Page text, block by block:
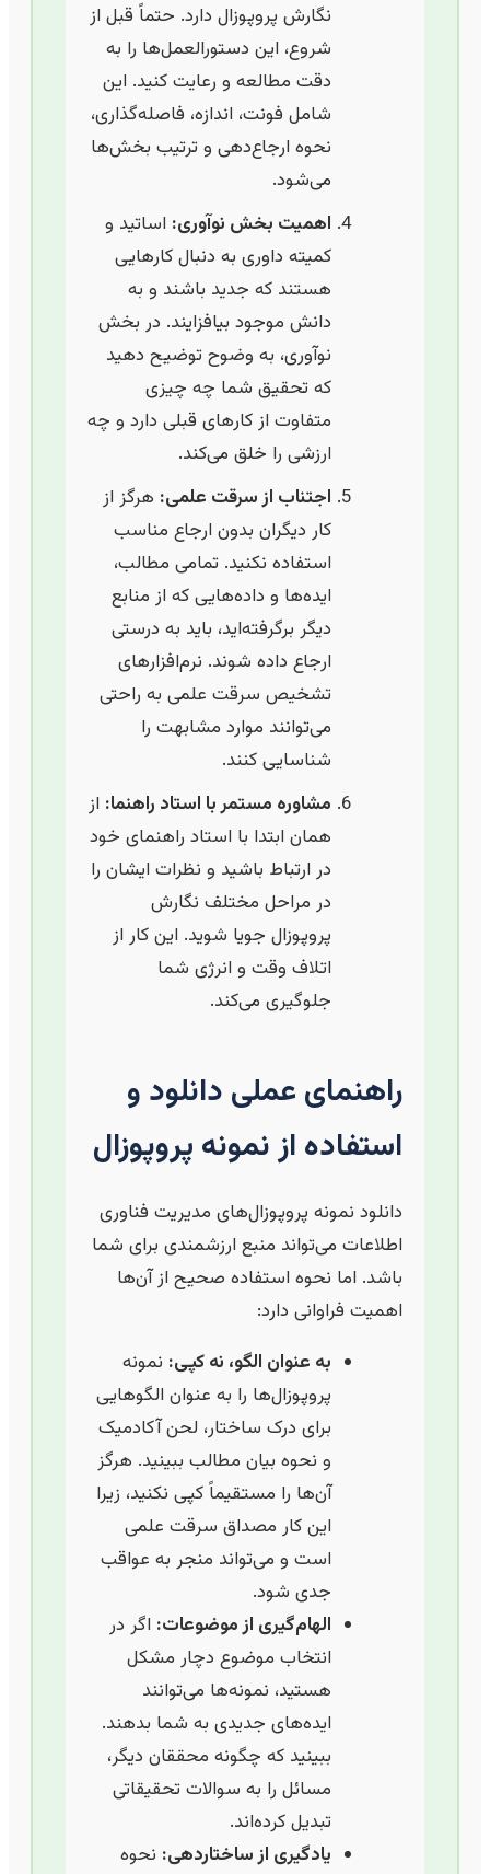
نگارش پروپوزال دارد. حتماً قبل از
شروع، این دستورالعمل‌ها را به
دقت مطالعه و رعایت کنید. این
شامل فونت، اندازه، فاصله‌گذاری،
نحوه ارجاع‌دهی و ترتیب بخش‌ها
می‌شود.
اهمیت بخش نوآوری: اساتید و
کمیته داوری به دنبال کارهایی
هستند که جدید باشند و به
دانش موجود بیافزایند. در بخش
نوآوری، به وضوح توضیح دهید
که تحقیق شما چه چیزی
متفاوت از کارهای قبلی دارد و چه
ارزشی را خلق می‌کند.
اجتناب از سرقت علمی: هرگز از
کار دیگران بدون ارجاع مناسب
استفاده نکنید. تمامی مطالب،
ایده‌ها و داده‌هایی که از منابع
دیگر برگرفته‌اید، باید به درستی
ارجاع داده شوند. نرم‌افزارهای
تشخیص سرقت علمی به راحتی
می‌توانند موارد مشابهت را
شناسایی کنند.
مشاوره مستمر با استاد راهنما: از
همان ابتدا با استاد راهنمای خود
در ارتباط باشید و نظرات ایشان را
در مراحل مختلف نگارش
پروپوزال جویا شوید. این کار از
اتلاف وقت و انرژی شما
جلوگیری می‌کند.
راهنمای عملی دانلود و
استفاده از نمونه پروپوزال
دانلود نمونه پروپوزال‌های مدیریت فناوری
اطلاعات می‌تواند منبع ارزشمندی برای شما
باشد. اما نحوه استفاده صحیح از آن‌ها
اهمیت فراوانی دارد:
به عنوان الگو، نه کپی: نمونه
پروپوزال‌ها را به عنوان الگوهایی
برای درک ساختار، لحن آکادمیک
و نحوه بیان مطالب ببینید. هرگز
آن‌ها را مستقیماً کپی نکنید، زیرا
این کار مصداق سرقت علمی
است و می‌تواند منجر به عواقب
جدی شود.
الهام‌گیری از موضوعات: اگر در
انتخاب موضوع دچار مشکل
هستید، نمونه‌ها می‌توانند
ایده‌های جدیدی به شما بدهند.
ببینید که چگونه محققان دیگر،
مسائل را به سوالات تحقیقاتی
تبدیل کرده‌اند.
یادگیری از ساختاردهی: نحوه